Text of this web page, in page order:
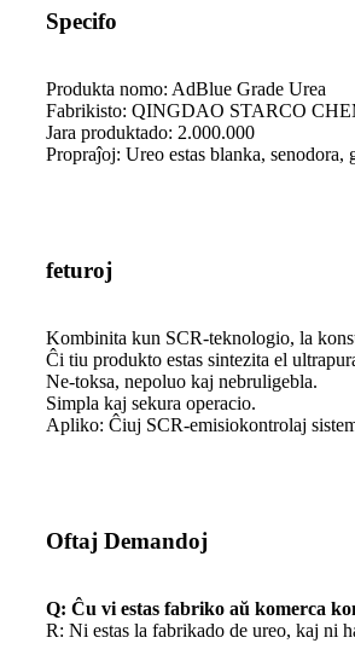
Specifo
Produkta nomo: AdBlue Grade Urea
Fabrikisto: QINGDAO STARCO
Jara produktado: 2.000.000
Propraĵoj: Ureo estas blanka, senodora,
feturoj
Kombinita kun SCR-teknologio, la
Ĉi tiu produkto estas sintezita el
Ne-toksa, nepoluo kaj nebruligebla.
Simpla kaj sekura operacio.
Apliko: Ĉiuj SCR-emisiokontrolaj
Oftaj Demandoj
Q: Ĉu vi estas fabriko aŭ komerca
R: Ni estas la fabrikado de ureo, kaj ni